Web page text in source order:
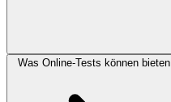
Was Online-Tests können bieten